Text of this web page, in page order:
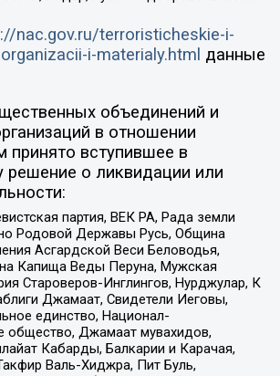
nac.gov.ru/terroristicheskie-i-
i-materialy.html данные
объединений и
в отношении
принято вступившее в
решение о ликвидации или
партия, ВЕК РА, Рада земли
Родовой Державы Русь, Община
Асгардской Веси Беловодья,
Капища Веды Перуна, Мужская
Староверов-Инглингов, Нурджулар, К
Джамаат, Свидетели Иеговы,
единство, Национал-
общество, Джамаат мувахидов,
Кабарды, Балкарии и Карачая,
Валь-Хиджра, Пит Буль,